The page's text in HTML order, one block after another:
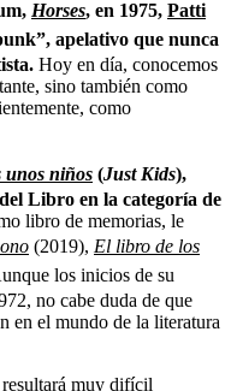
Horses, en 1975, Patti
apelativo que nunca
Hoy en día, conocemos
sino también como
como
unos niños (Just Kids),
Libro en la categoría de
libro de memorias, le
(2019), El libro de los
los inicios de su
no cabe duda de que
en el mundo de la literatura
muy difícil